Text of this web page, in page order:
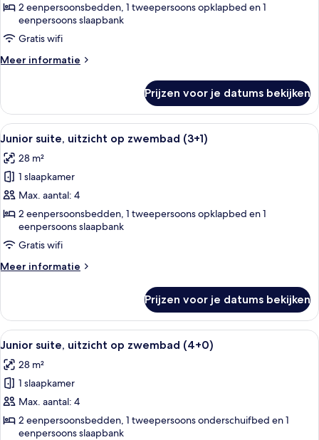
(3+0)
laden
2 eenpersoonsbedden, 1 tweepersoons opklapbed en 1
eenpersoons slaapbank
Gratis wifi
Meer informatie
Meer
suite
(3+0)
Prijzen voor je datums bekijken
Alle
foto's
voor
Junior
suite,
uitzicht
zwembad
(3+1)
Een balkon met uitzicht op een
13
Junior suite, uitzicht op zwembad (3+1)
28 m²
1 slaapkamer
Max. aantal: 4
2 eenpersoonsbedden, 1 tweepersoons opklapbed en 1
eenpersoons slaapbank
Gratis wifi
Meer informatie
Meer
suite,
uitzicht
op
(3+1)
Prijzen voor je datums bekijken
Alle
foto's
voor
Junior
suite,
uitzicht
Een balkon met uitzicht op een
13
Junior suite, uitzicht op zwembad (4+0)
28 m²
1 slaapkamer
Max. aantal: 4
2 eenpersoonsbedden, 1 tweepersoons onderschuifbed en 1
eenpersoons slaapbank